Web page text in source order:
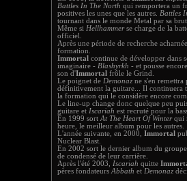
Battles In The North qui remportera un
positives les unes que les autres. Battles
tournant dans le monde Metal par sa
Même si Hellhammerse charge de la
officiel.
Après une période de recherche
formation.
Immortal continue de développer dans
imaginaire - Blashyrkh - et pousse
son d'Immortal frôle le Grind.
Le poignet de Demonaz ne s'en remettra
définitivement la guitare... Il continuera
la formation qui le considère encore
Le line-up change donc quelque peu
guitare et Iscariah est recruté pour la
En 1999 sort At The Heart Of Winterqui
heure, le meilleur album pour les autres.
L'année suivante, en 2000, Immortal
Nuclear Blast.
En 2002 sort le dernier album du
de condensé de leur carrière.
Après l'été 2003, Iscariah quitte
pères fondateurs Abbath et Demonaz